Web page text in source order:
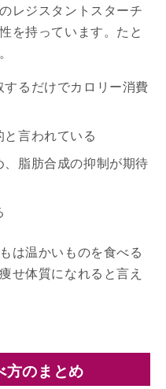
レジスタントスターチ
を持っています。たと
するだけでカロリー消費
と言われている
脂肪合成の抑制が期待
は温かいものを食べる
せ体質になれると言え
方のまとめ